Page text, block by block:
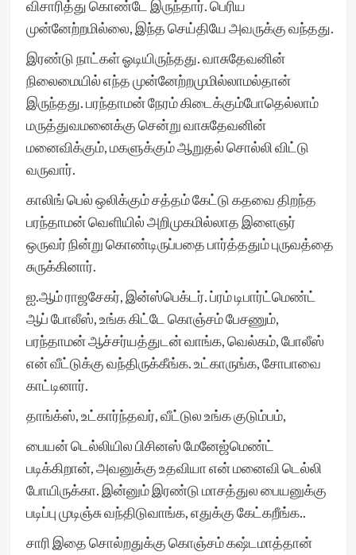
விசாரித்து கொண்டே இருந்தார். பெரிய
முன்னேற்றமில்லை, இந்த செய்தியே அவருக்கு வந்தது.
இரண்டு நாட்கள் ஓடியிருந்தது. வாசுதேவனின்
நிலைமையில் எந்த முன்னேற்றமுமில்லாமல்தான்
இருந்தது. பரந்தாமன் நேரம் கிடைக்கும்போதெல்லாம்
மருத்துவமனைக்கு சென்று வாசுதேவனின்
மனைவிக்கும், மகளுக்கும் ஆறுதல் சொல்லி விட்டு
வருவார்.
காலிங் பெல் ஒலிக்கும் சத்தம் கேட்டு கதவை திறந்த
பரந்தாமன் வெளியில் அறிமுகமில்லாத இளைஞர்
ஒருவர் நின்று கொண்டிருப்பதை பார்த்ததும் புருவத்தை
சுருக்கினார்.
ஐ.ஆம் ராஜசேகர், இன்ஸ்பெக்டர். ப்ரம் டிபார்ட்மெண்ட்
ஆப் போலீஸ், உங்க கிட்டே கொஞ்சம் பேசணும்,
பரந்தாமன் ஆச்சர்யத்துடன் வாங்க, வெல்கம், போலீஸ்
என் வீட்டுக்கு வந்திருக்கீங்க. உட்காருங்க, சோபாவை
காட்டினார்.
தாங்க்ஸ், உட்கார்ந்தவர், வீட்டுல உங்க குடும்பம்,
பையன் டெல்லியில பிசினஸ் மேனேஜ்மெண்ட்
படிக்கிறான், அவனுக்கு உதவியா என் மனைவி டெல்லி
போயிருக்கா. இன்னும் இரண்டு மாசத்துல பையனுக்கு
படிப்பு முடிஞ்சு வந்திடுவாங்க, எதுக்கு கேட்கறீங்க..
சாரி இதை சொல்றதுக்கு கொஞ்சம் கஷ்டமாத்தான்